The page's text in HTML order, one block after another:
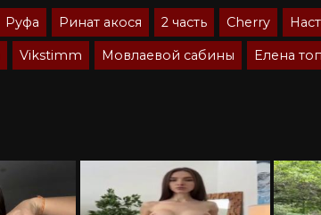
Руфа Ринат акося 2 часть Cherry
Vikstimm Мовлаевой сабины Елена